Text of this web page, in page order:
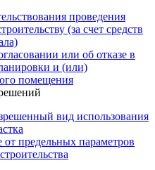
проведения
(за счет средств
или об отказе в
и (или)
помещения
вид использования
предельных параметров